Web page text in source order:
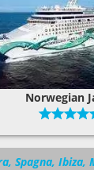
Norwegian
Spagna, Ibiza,